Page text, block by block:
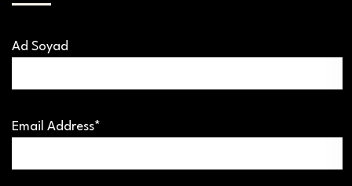
Ad Soyad
Email Address*